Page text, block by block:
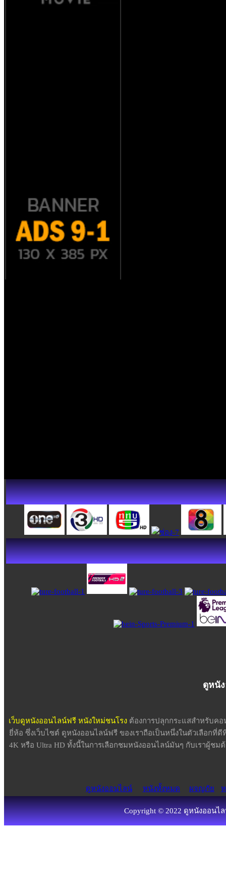
ดูหนั
เว็บดูหนังออนไลน์ฟรี หนังใหม่ชนโรง ต้องการปลุกกระแสสำหรับค
ยี่ห้อ ซึ่งเว็บไซต์ ดูหนังออนไลน์ฟรี ของเราถือเป็นหนึ่งในตัวเลือกที่
4K หรือ Ultra HD ทั้งนี้ในการเลือกชมหนังออนไลน์มันๆ กับเราผู้ชม
ดูหนังออนไลน์ หนังทั้งหมด ผจญภัย
Copyright © 2022 ดูหนังออนไ